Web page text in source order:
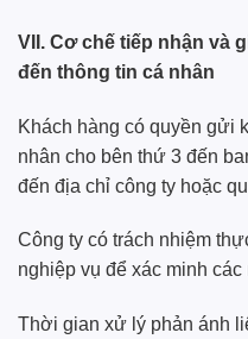
VII. Cơ chế tiếp nhận và
đến thông tin cá nhân
Khách hàng có quyền gửi
nhân cho bên thứ 3 đến
đến địa chỉ công ty hoặc
Công ty có trách nhiệm
nghiệp vụ để xác minh
Thời gian xử lý phản ánh